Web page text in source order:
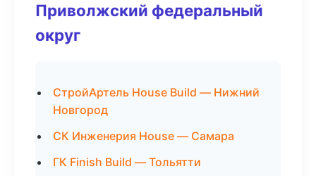
Приволжский федеральный
округ
СтройАртель House Build — Нижний
Новгород
СК Инженерия House — Самара
ГК Finish Build — Тольятти